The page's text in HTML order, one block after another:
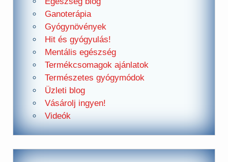
Ganoterápia
Gyógynövények
Hit és gyógyulás!
Mentális egészség
Termékcsomagok ajánlatok
Természetes gyógymódok
Üzleti blog
Vásárolj ingyen!
Videók